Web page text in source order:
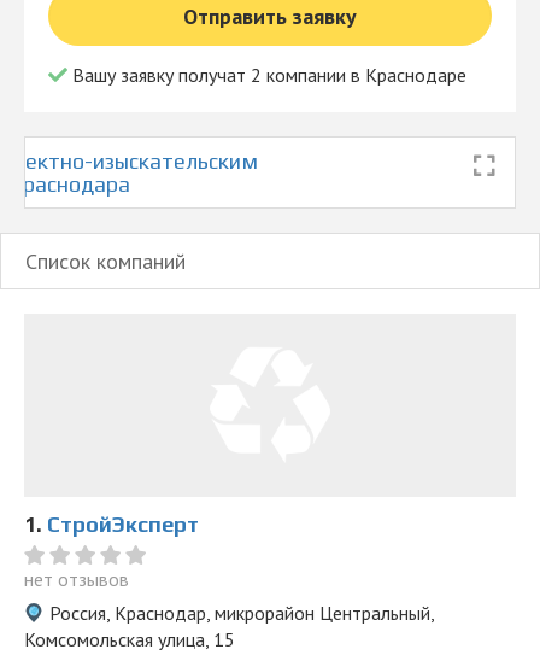
Отправить заявку
Вашу заявку получат 2 компании в Краснодаре
изыскательским
Краснодара
Список компаний
1. СтройЭксперт
нет отзывов
Россия, Краснодар, микрорайон Центральный,
Комсомольская улица, 15